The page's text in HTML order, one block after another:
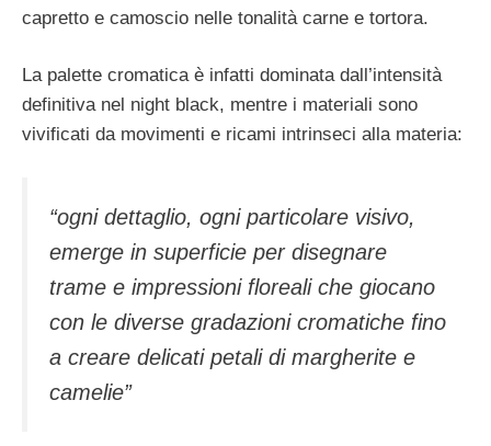
capretto e camoscio nelle tonalità carne e tortora.
La palette cromatica è infatti dominata dall’intensità
definitiva nel night black, mentre i materiali sono
vivificati da movimenti e ricami intrinseci alla materia:
“ogni dettaglio, ogni particolare visivo,
emerge in superficie per disegnare
trame e impressioni floreali che giocano
con le diverse gradazioni cromatiche fino
a creare delicati petali di margherite e
camelie”